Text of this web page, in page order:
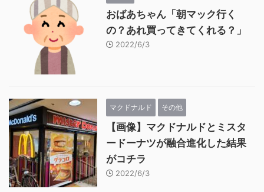
おばあちゃん「朝マック行く
の？あれ買ってきてくれる？」
2022/6/3
マクドナルド その他
【画像】マクドナルドとミスタ
ードーナツが融合進化した結果
がコチラ
2022/6/3